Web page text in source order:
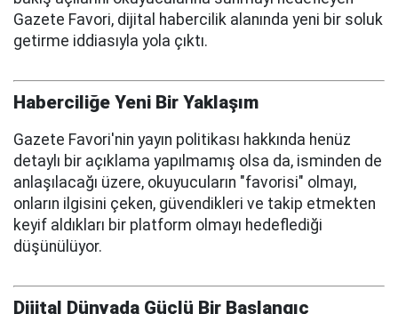
Gazete Favori, dijital habercilik alanında yeni bir soluk
getirme iddiasıyla yola çıktı.
Haberciliğe Yeni Bir Yaklaşım
Gazete Favori'nin yayın politikası hakkında henüz
detaylı bir açıklama yapılmamış olsa da, isminden de
anlaşılacağı üzere, okuyucuların "favorisi" olmayı,
onların ilgisini çeken, güvendikleri ve takip etmekten
keyif aldıkları bir platform olmayı hedeflediği
düşünülüyor.
Dijital Dünyada Güçlü Bir Başlangıç